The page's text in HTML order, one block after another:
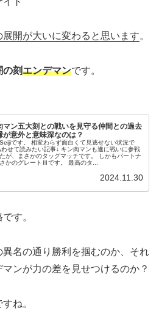
開が大いに変わると思います。
の刻エンデマンです。
マン五大刻との戦いを見守る仲間との過去
が意外と意味深なのは？
です。 相変わらず面白くて見逃せない状況で
せて読みたい記事↓ キン肉マンも遂に戦いに参戦
が、まさかのタッグマッチです。 しかもパートナ
かのグレートⅢです。 最高のタ...
2024.11.30
す。
異名の通り勝利を掴むのか、それ
ンが力の差を見せつけるのか？
ね。